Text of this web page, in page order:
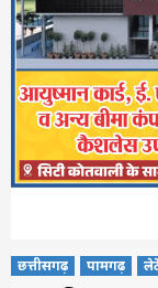
छत्तीसगढ़ पामगढ़